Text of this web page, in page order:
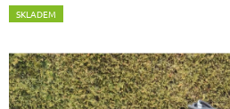
SKLADEM